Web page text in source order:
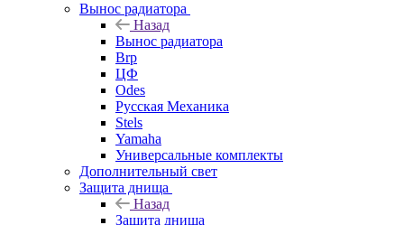
Вынос радиатора
Назад
Вынос радиатора
Brp
ЦФ
Odes
Русская Механика
Stels
Yamaha
Универсальные комплекты
Дополнительный свет
Защита днища
Назад
Защита днища